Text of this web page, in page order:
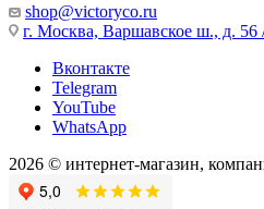
shop@victoryco.ru
г. Москва, Варшавское ш., д. 56
Вконтакте
Telegram
YouTube
WhatsApp
2026 © интернет-магазин,